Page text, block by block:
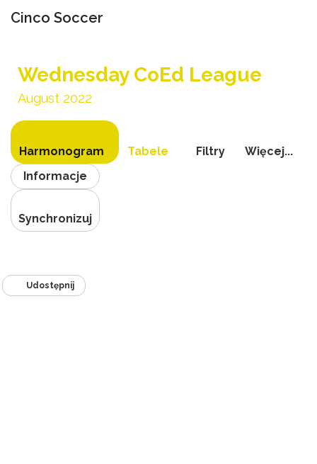
Cinco Soccer
Wednesday CoEd League
August 2022
Harmonogram Tabele Filtry
Więcej...
Informacje
Synchronizuj
Udostępnij